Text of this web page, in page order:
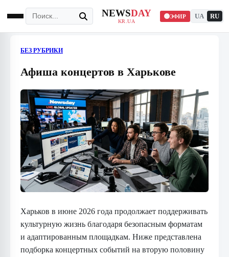
NEWSDAY
KR.UA
ЭФИР UA RU
БЕЗ РУБРИКИ
Афиша концертов в Харькове
Харьков в июне 2026 года продолжает поддерживать
культурную жизнь благодаря безопасным форматам
и адаптированным площадкам. Ниже представлена
подборка концертных событий на вторую половину